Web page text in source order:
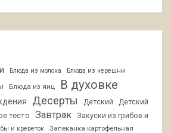
Блюда из молока Блюда из черешни
Блюда из яиц В духовке
Десерты Детский
Детский
тесто Завтрак
Закуски из грибов и
и креветок Запеканка картофельная